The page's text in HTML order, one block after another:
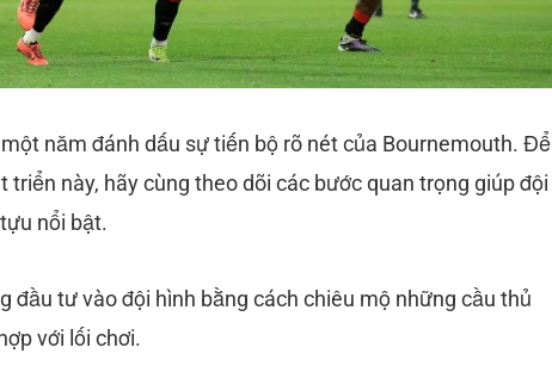
năm đánh dấu sự tiến bộ rõ nét của Bournemouth. Để
triển này, hãy cùng theo dõi các bước quan trọng giúp đội
nổi bật.
đầu tư vào đội hình bằng cách chiêu mộ những cầu thủ
với lối chơi.